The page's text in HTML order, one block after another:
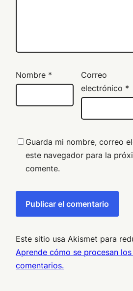
Nombre *
Correo
electrónico *
Guarda mi nombre, correo
este navegador para la
comente.
Este sitio usa Akismet para
Aprende cómo se procesan
comentarios.